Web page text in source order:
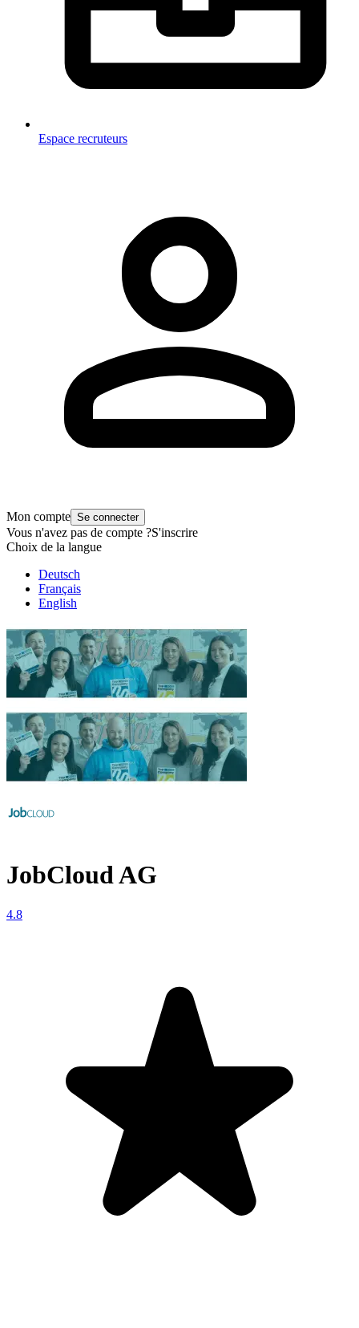
Espace recruteurs
Mon compte Se connecter
Vous n'avez pas de compte ?S'inscrire
Choix de la langue
Deutsch
Français
English
JobCloud AG
4.8